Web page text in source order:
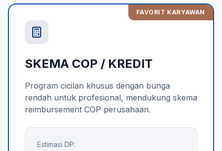
FAVORIT KARYAWAN
SKEMA COP / KREDIT
Program cicilan khusus dengan bunga
rendah untuk profesional, mendukung skema
reimbursement COP perusahaan.
Estimasi DP: